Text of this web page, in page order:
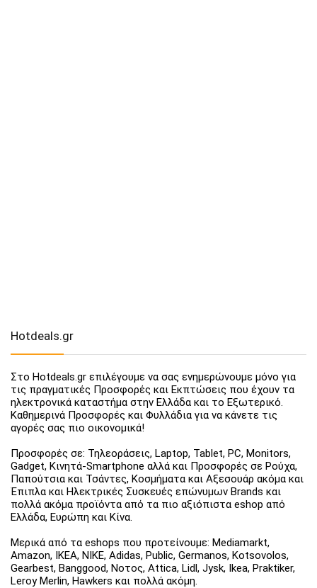
Hotdeals.gr
Στο Hotdeals.gr επιλέγουμε να σας ενημερώνουμε μόνο για
τις πραγματικές Προσφορές και Εκπτώσεις που έχουν τα
ηλεκτρονικά καταστήμα στην Ελλάδα και το Εξωτερικό.
Καθημερινά Προσφορές και Φυλλάδια για να κάνετε τις
αγορές σας πιο οικονομικά!
Προσφορές σε: Τηλεοράσεις, Laptop, Tablet, PC, Monitors,
Gadget, Κινητά-Smartphone αλλά και Προσφορές σε Ρούχα,
Παπούτσια και Τσάντες, Κοσμήματα και Αξεσουάρ ακόμα και
Έπιπλα και Ηλεκτρικές Συσκευές επώνυμων Brands και
πολλά ακόμα προϊόντα από τα πιο αξιόπιστα eshop από
Ελλάδα, Ευρώπη και Κίνα.
Μερικά από τα eshops που προτείνουμε: Mediamarkt,
Amazon, IKEA, NIKE, Adidas, Public, Germanos, Kotsovolos,
Gearbest, Banggood, Νοτος, Attica, Lidl, Jysk, Ikea, Praktiker,
Leroy Merlin, Hawkers και πολλά ακόμη.